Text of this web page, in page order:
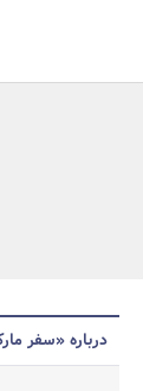
درباره «سفر